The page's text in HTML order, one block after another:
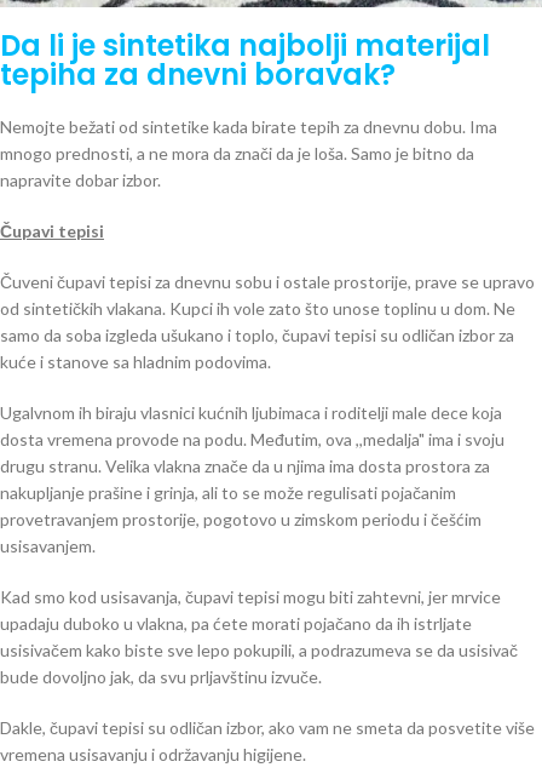
Da li je sintetika najbolji materijal
tepiha za dnevni boravak?
Nemojte bežati od sintetike kada birate tepih za dnevnu dobu. Ima
mnogo prednosti, a ne mora da znači da je loša. Samo je bitno da
napravite dobar izbor.
Čupavi tepisi
Čuveni čupavi tepisi za dnevnu sobu i ostale prostorije, prave se upravo
od sintetičkih vlakana. Kupci ih vole zato što unose toplinu u dom. Ne
samo da soba izgleda ušukano i toplo, čupavi tepisi su odličan izbor za
kuće i stanove sa hladnim podovima.
Ugalvnom ih biraju vlasnici kućnih ljubimaca i roditelji male dece koja
dosta vremena provode na podu. Međutim, ova ,,medalja" ima i svoju
drugu stranu. Velika vlakna znače da u njima ima dosta prostora za
nakupljanje prašine i grinja, ali to se može regulisati pojačanim
provetravanjem prostorije, pogotovo u zimskom periodu i češćim
usisavanjem.
Kad smo kod usisavanja, čupavi tepisi mogu biti zahtevni, jer mrvice
upadaju duboko u vlakna, pa ćete morati pojačano da ih istrljate
usisivačem kako biste sve lepo pokupili, a podrazumeva se da usisivač
bude dovoljno jak, da svu prljavštinu izvuče.
Dakle, čupavi tepisi su odličan izbor, ako vam ne smeta da posvetite više
vremena usisavanju i održavanju higijene.